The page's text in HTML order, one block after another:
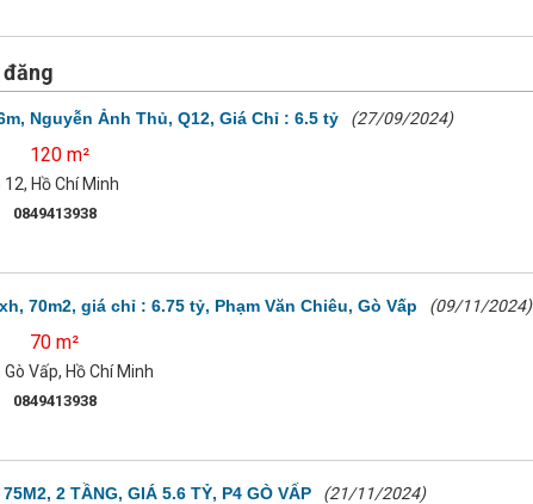
Nguyễn Ảnh Thủ, Q12, Giá Chỉ : 6.5 tỷ (27/09/2024)
120 m²
12, Hồ Chí Minh
0849413938
70m2, giá chỉ : 6.75 tỷ, Phạm Văn Chiêu, Gò Vấp (09/11/2024)
70 m²
Vấp, Hồ Chí Minh
0849413938
2 TẦNG, GIÁ 5.6 TỶ, P4 GÒ VẤP (21/11/2024)